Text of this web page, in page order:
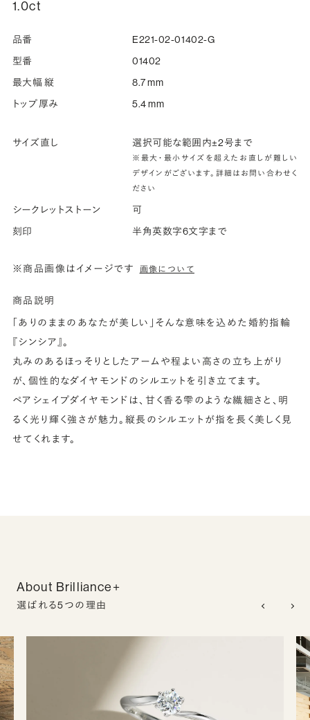
1.0ct
品番
E221-02-01402-G
型番
01402
最大幅 縦
8.7 mm
トップ厚み
5.4 mm
サイズ直し 選択可能な範囲内±2号まで
※最大・最小サイズを超えたお直しが難しい
デザインがございます。詳細はお問い合わせく
ださい
シークレットストーン
可
刻印
半角英数字6文字まで
※商品画像はイメージです 画像について
商品説明
「ありのままのあなたが美しい」そんな意味を込めた婚約指輪
『シンシア』。
丸みのあるほっそりとしたアームや程よい高さの立ち上がり
が、個性的なダイヤモンドのシルエットを引き立てます。
ペアシェイプダイヤモンドは、甘く香る雫のような繊細さと、明
るく光り輝く強さが魅力。縦長のシルエットが指を長く美しく見
せてくれます。
About Brilliance+
選ばれる5つの理由